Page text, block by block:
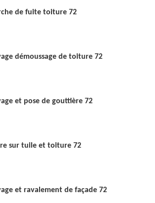
de fuite toiture 72
démoussage de toiture 72
et pose de gouttière 72
sur tuile et toiture 72
et ravalement de façade 72